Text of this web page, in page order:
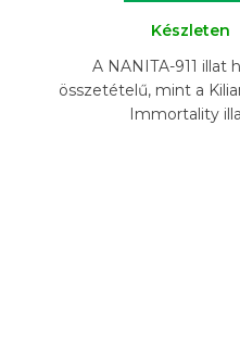
Készleten
A NANITA-911 illat
összetételű, mint a
Immortality